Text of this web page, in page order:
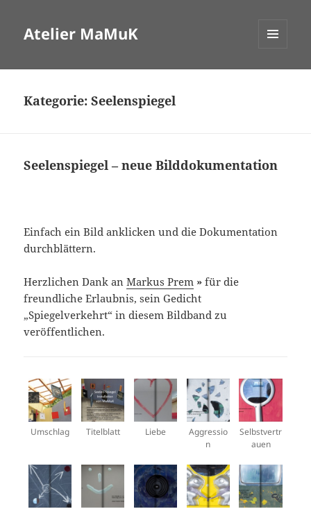
Atelier MaMuK
Kategorie:Seelenspiegel
Seelenspiegel – neue Bilddokumentation
Einfach ein Bild anklicken und die Dokumentation
durchblättern.
Herzlichen Dank anMarkus Prem » für die
freundliche Erlaubnis, sein Gedicht
„Spiegelverkehrt“ in diesem Bildband zu
veröffentlichen.
Umschlag Titelblatt Liebe
Aggressio
n
Selbstvertr
auen